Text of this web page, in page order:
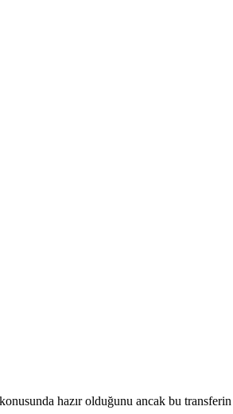
hazır olduğunu ancak bu transferin